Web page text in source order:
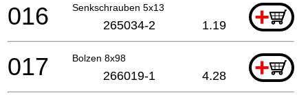
Senkschrauben 5x13 +
016 265034-2 1.19
Bolzen 8x98 +
017 266019-1 4.28